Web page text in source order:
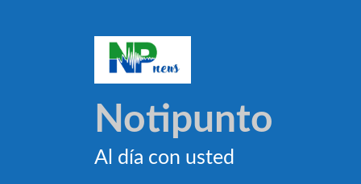
Notipunto
Al día con usted